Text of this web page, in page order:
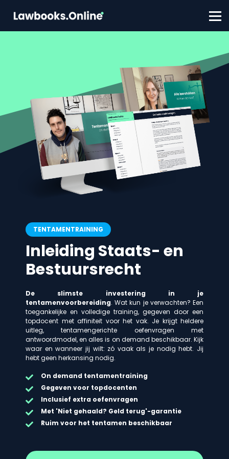
FAQ
Contact
TENTAMENTRAINING
Inleiding Staats- en
Bestuursrecht
De slimste investering in je
tentamenvoorbereiding. Wat kun je verwachten? Een
toegankelijke en volledige training, gegeven door een
topdocent met affiniteit voor het vak. Je krijgt heldere
uitleg, tentamengerichte oefenvragen met
antwoordmodel, en alles is on demand beschikbaar. Kijk
waar en wanneer jij wilt: zó vaak als je nodig hebt. Jij
hebt geen herkansing nodig.
On demand tentamentraining
Gegeven voor topdocenten
Inclusief extra oefenvragen
Met 'Niet gehaald? Geld terug'-garantie
Ruim voor het tentamen beschikbaar